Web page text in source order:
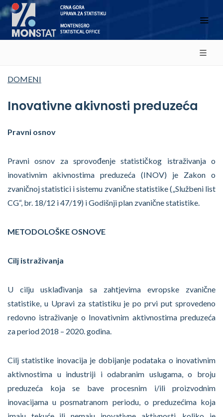
DOMENI
Inovativne akivnosti preduzeća
Pravni osnov
Pravni osnov za sprovođenje statističkog istraživanja o
inovativnim akivnostima preduzeća (INOV) je Zakon o
zvaničnoj statistici i sistemu zvanične statistike („Službeni list
CG“, br. 18/12 i 47/19) i Godišnji plan zvanične statistike.
METODOLOŠKE OSNOVE
Cilj istraživanja
U cilju usklađivanja sa zahtjevima evropske zvanične
statistike, u Upravi za statistiku je po prvi put sprovedeno
redovno istraživanje o Inovativnim aktivnostima preduzeća
za period 2018 – 2020. godina.
Cilj statistike inovacija je dobijanje podataka o inovativnim
aktivnostima u industriji i odabranim uslugama, o broju
preduzeća koja se bave procesnim i/ili proizvodnim
inovacijama u posmatranom periodu, o preduzećima koja